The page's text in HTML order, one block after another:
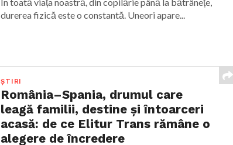
durerea fizică este o constantă. Uneori apare...
ȘTIRI
România–Spania, drumul care
leagă familii, destine și întoarceri
acasă: de ce Elitur Trans rămâne o
alegere de încredere